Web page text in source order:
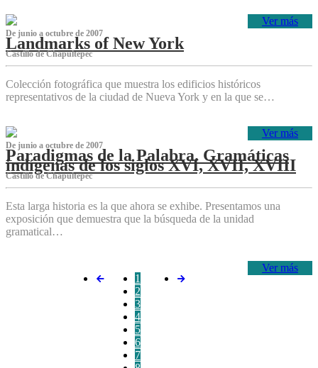
Ver más
De junio a octubre de 2007
Landmarks of New York
Castillo de Chapultepec
Colección fotográfica que muestra los edificios históricos
representativos de la ciudad de Nueva York y en la que se…
Ver más
De junio a octubre de 2007
Paradigmas de la Palabra. Gramáticas
indígenas de los siglos XVI, XVII, XVIII
Castillo de Chapultepec
Esta larga historia es la que ahora se exhibe. Presentamos una
exposición que demuestra que la búsqueda de la unidad
gramatical…
Ver más
1
2
3
4
5
6
7